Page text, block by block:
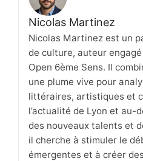
Nicolas Martinez
Nicolas Martinez est un
de culture, auteur
Open 6ème Sens. Il
une plume vive pour
littéraires, artistiques et
l’actualité de Lyon et au-
des nouveaux talents et
il cherche à stimuler le
émergentes et à créer